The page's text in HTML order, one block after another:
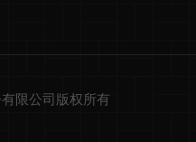
限公司版权所有